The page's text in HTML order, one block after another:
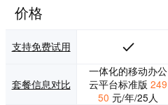
价格
支持免费试用
套餐信息对比
一体化的移动办公
云平台标准版 249
50 元/年/25人